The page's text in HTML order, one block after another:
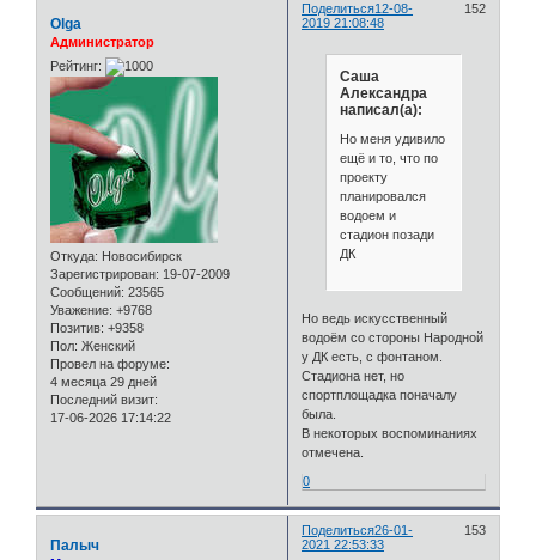
Поделиться 152
12-08-
2019 21:08:48
Olga
Администратор
Рейтинг:
Откуда: Новосибирск
Зарегистрирован: 19-07-2009
Сообщений: 23565
Уважение: +9768
Позитив: +9358
Пол: Женский
Провел на форуме:
4 месяца 29 дней
Последний визит:
17-06-2026 17:14:22
Саша
Александра
написал(а):
Но меня удивило
ещё и то, что по
проекту
планировался
водоем и
стадион позади
ДК
Но ведь искусственный
водоём со стороны Народной
у ДК есть, с фонтаном.
Стадиона нет, но
спортплощадка поначалу
была.
В некоторых воспоминаниях
отмечена.
0
Поделиться 153
26-01-
2021 22:53:33
Палыч